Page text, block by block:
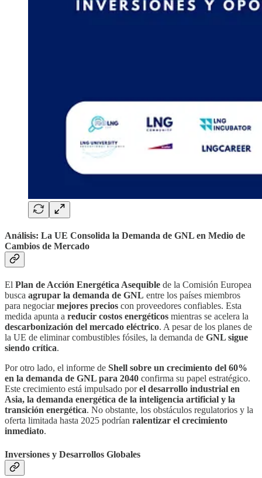
Análisis: La UE Consolida la Demanda de GNL en Medio de
Cambios de Mercado
El Plan de Acción Energética Asequible de la Comisión Europea
busca agrupar la demanda de GNL entre los países miembros
para negociarmejores precios con proveedores confiables. Esta
medida apunta a reducir costos energéticos mientras se acelera la
descarbonización del mercado eléctrico. A pesar de los planes de
la UE de eliminar combustibles fósiles, la demanda de GNL sigue
siendo crítica.
Por otro lado, el informe de Shell sobre un crecimiento del 60%
en la demanda de GNL para 2040 confirma su papel estratégico.
Este crecimiento está impulsado porel desarrollo industrial en
Asia, la demanda energética de la inteligencia artificial y la
transición energética. No obstante, los obstáculos regulatorios y la
oferta limitada hasta 2025 podrían ralentizar el crecimiento
inmediato.
Inversiones y Desarrollos Globales